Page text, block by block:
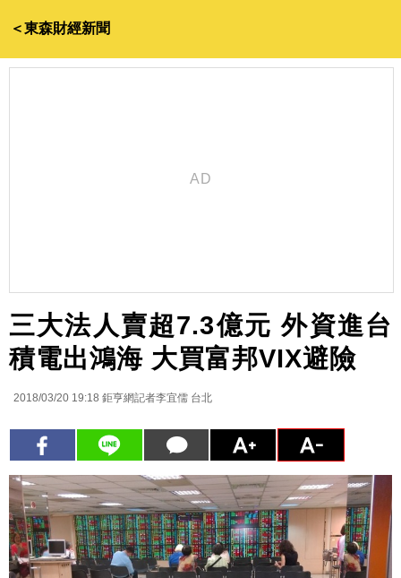
＜東森財經新聞
三大法人賣超7.3億元 外資進台
積電出鴻海 大買富邦VIX避險
2018/03/20 19:18 鉅亨網記者李宜儒 台北